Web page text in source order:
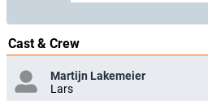
Cast & Crew
Martijn Lakemeier
Lars